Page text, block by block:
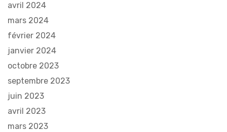
avril 2024
mars 2024
février 2024
janvier 2024
octobre 2023
septembre 2023
juin 2023
avril 2023
mars 2023